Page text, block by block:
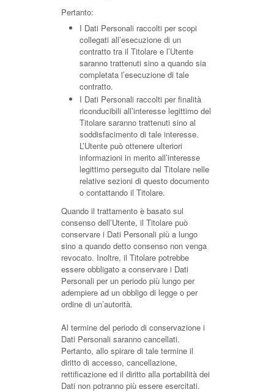
Pertanto:
I Dati Personali raccolti per scopi
collegati all’esecuzione di un
contratto tra il Titolare e l’Utente
saranno trattenuti sino a quando sia
completata l’esecuzione di tale
contratto.
I Dati Personali raccolti per finalità
riconducibili all’interesse legittimo del
Titolare saranno trattenuti sino al
soddisfacimento di tale interesse.
L’Utente può ottenere ulteriori
informazioni in merito all’interesse
legittimo perseguito dal Titolare nelle
relative sezioni di questo documento
o contattando il Titolare.
Quando il trattamento è basato sul
consenso dell’Utente, il Titolare può
conservare i Dati Personali più a lungo
sino a quando detto consenso non venga
revocato. Inoltre, il Titolare potrebbe
essere obbligato a conservare i Dati
Personali per un periodo più lungo per
adempiere ad un obbligo di legge o per
ordine di un’autorità.
Al termine del periodo di conservazione i
Dati Personali saranno cancellati.
Pertanto, allo spirare di tale termine il
diritto di accesso, cancellazione,
rettificazione ed il diritto alla portabilità dei
Dati non potranno più essere esercitati.